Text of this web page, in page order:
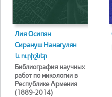
Лия Осипян
Сирануш Нанагулян
և ուրիշներ
Библиография научных
работ по микологии в
Республике Армения
(1889-2014)